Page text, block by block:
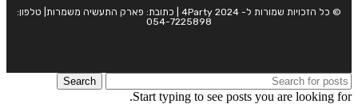
© כל הזכויות שמורות ל- 4Party 2024 | כתובת: פארק התעשיה משמרות| טלפון:
054-7225898
Search
Start typing to see posts you are looking for.